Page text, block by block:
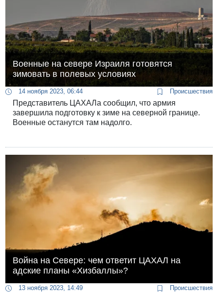
Военные на севере Израиля готовятся
зимовать в полевых условиях
14 ноября 2023, 06:44 Происшествия
Представитель ЦАХАЛа сообщил, что армия
завершила подготовку к зиме на северной границе.
Военные останутся там надолго.
Война на Севере: чем ответит ЦАХАЛ на
адские планы «Хизбаллы»?
13 ноября 2023, 14:49 Происшествия